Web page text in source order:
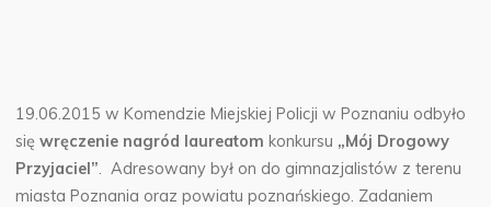
19.06.2015 w Komendzie Miejskiej Policji w Poznaniu odbyło
sięwręczenie nagród laureatom konkursu „Mój Drogowy
Przyjaciel”. Adresowany był on do gimnazjalistów z terenu
miasta Poznania oraz powiatu poznańskiego. Zadaniem